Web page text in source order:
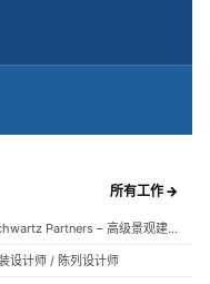
所有工作 →
（上海） 玛莎施瓦茨及合伙人事务所 Martha Schwartz Partners – 高级景观建筑师 Senior Landscape Designer / 景观建筑师 Landscape Designer
设计师 / 陈列设计师